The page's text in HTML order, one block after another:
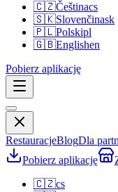
🇨🇿Češtinacs
🇸🇰Slovenčinask
🇵🇱Polskipl
🇬🇧Englishen
Pobierz aplikację
RestauracjeBlogDla
Pobierz aplikację
🇨🇿cs